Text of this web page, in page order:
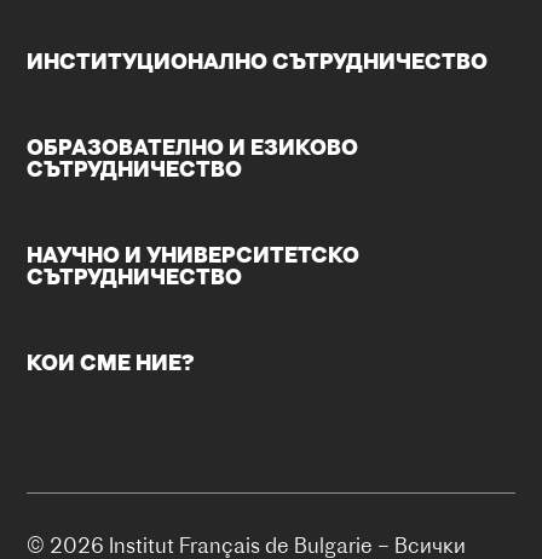
ИНСТИТУЦИОНАЛНО СЪТРУДНИЧЕСТВО
ОБРАЗОВАТЕЛНО И ЕЗИКОВО
СЪТРУДНИЧЕСТВО
НАУЧНО И УНИВЕРСИТЕТСКО
СЪТРУДНИЧЕСТВО
КОИ СМЕ НИЕ?
© 2026 Institut Français de Bulgarie – Всички